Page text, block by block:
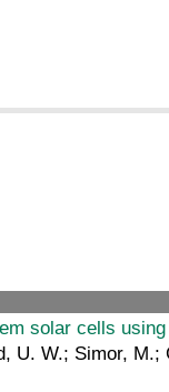
solar cells
U. W.; Simor,